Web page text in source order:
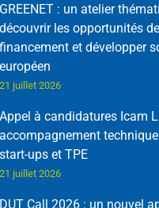
GREENET : un atelier
découvrir les opportunités de
financement et développer
européen
21 juillet 2026
Appel à candidatures Icam
accompagnement
start-ups et TPE
21 juillet 2026
DUT Call 2026 : un nouvel